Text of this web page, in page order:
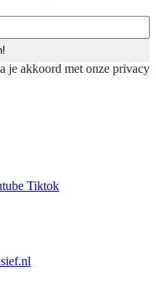
je akkoord met onze privacy
Tiktok